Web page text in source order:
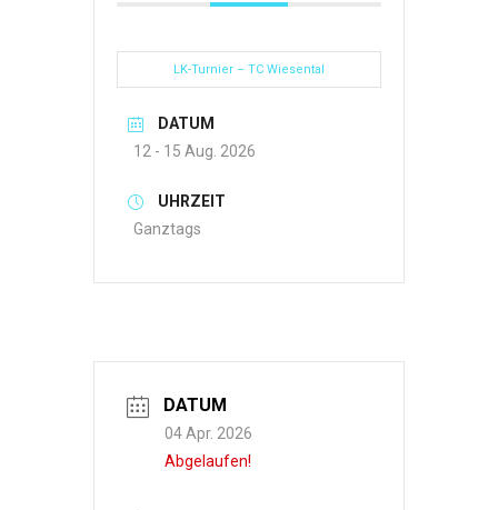
LK-Turnier – TC Wiesental
DATUM
12 - 15 Aug. 2026
UHRZEIT
Ganztags
DATUM
04 Apr. 2026
Abgelaufen!